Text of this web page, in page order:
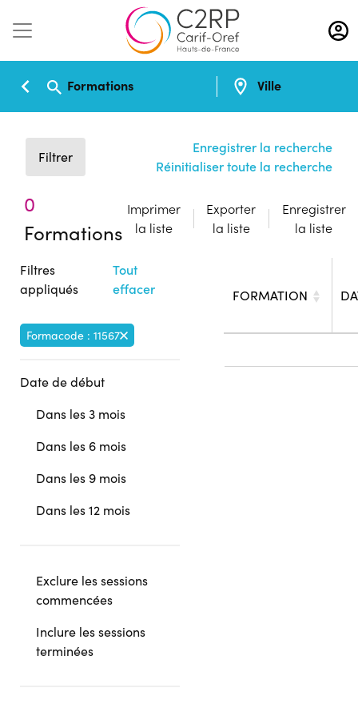
Aller
au
contenu
Formations Ville
Filtrer
Enregistrer la recherche
Réinitialiser toute la recherche
0
Formations
Imprimer
la liste
Exporter
la liste
Enregistrer
la liste
Filtres
appliqués
Tout
effacer
Formacode : 11567
Date de début
Dans les 3 mois
Dans les 6 mois
Dans les 9 mois
Dans les 12 mois
Exclure les sessions
commencées
Inclure les sessions
terminées
FORMATION